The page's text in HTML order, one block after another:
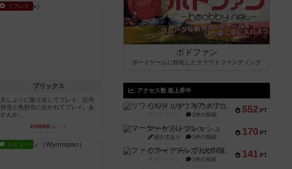
リプレイ
ブリックス
久しぶりに取り出してプレイ。記号
担当と色担当に分かれてプレイ。あ
かんか...
約5時間前by くみ
レビュー
ボドファン
ボードゲームに特化したクラウドファンディング
アクセス数 急上昇中
552 PT
リワイルド：サウスアメリカ
2件の投稿
170 PT
マーケットフレッシュ
紹介文あり 1件の投稿
141 PT
ファイアー・ブルズ / 火牛陣
1件の投稿